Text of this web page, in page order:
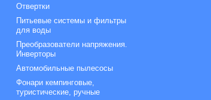
Отвертки
Питьевые системы и фильтры
для воды
Преобразователи напряжения.
Инверторы
Автомобильные пылесосы
Фонари кемпинговые,
туристические, ручные